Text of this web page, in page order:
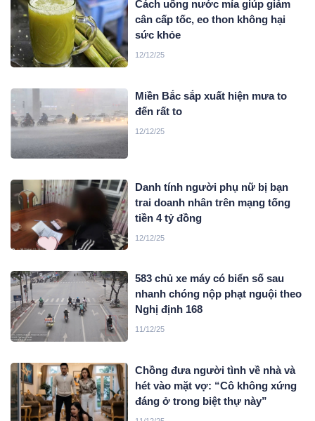
Cách uống nước mía giúp giảm
cân cấp tốc, eo thon không hại
sức khỏe
12/12/25
Miền Bắc sắp xuất hiện mưa to
đến rất to
12/12/25
Danh tính người phụ nữ bị bạn
trai doanh nhân trên mạng tống
tiền 4 tỷ đồng
12/12/25
583 chủ xe máy có biển số sau
nhanh chóng nộp phạt nguội theo
Nghị định 168
11/12/25
Chồng đưa người tình về nhà và
hét vào mặt vợ: “Cô không xứng
đáng ở trong biệt thự này”